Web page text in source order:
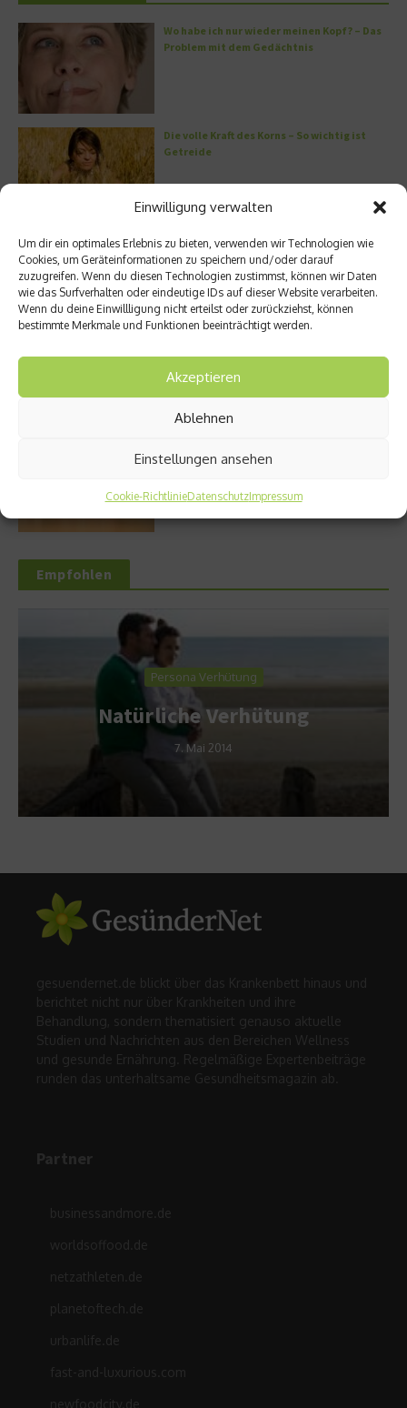
Einwilligung verwalten
Um dir ein optimales Erlebnis zu bieten, verwenden wir Technologien wie
Cookies, um Geräteinformationen zu speichern und/oder darauf
zuzugreifen. Wenn du diesen Technologien zustimmst, können wir Daten
wie das Surfverhalten oder eindeutige IDs auf dieser Website verarbeiten.
Wenn du deine Einwillligung nicht erteilst oder zurückziehst, können
bestimmte Merkmale und Funktionen beeinträchtigt werden.
Akzeptieren
Ablehnen
Einstellungen ansehen
Cookie-RichtlinieDatenschutzImpressum
Wo habe ich nur wieder meinen Kopf? – Das
Problem mit dem Gedächtnis
Die volle Kraft des Korns – So wichtig ist
Getreide
Entzündung der Nebenhöhlen: Symptome
und verschiedene Formen
Empfohlen
Persona Verhütung
Natürliche Verhütung
7. Mai 2014
gesuendernet.de blickt über das Krankenbett hinaus und
berichtet nicht nur über Krankheiten und ihre
Behandlung, sondern thematisiert genauso aktuelle
Studien und Nachrichten aus den Bereichen Wellness
und gesunde Ernährung. Regelmäßige Expertenbeiträge
runden das unterhaltsame Gesundheitsmagazin ab.
Partner
businessandmore.de
worldsoffood.de
netzathleten.de
planetoftech.de
urbanlife.de
fast-and-luxurious.com
newfoodcity.de